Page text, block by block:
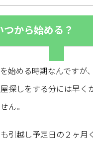
から始める？
始める時期なんですが
探しをする分には早く
ん。
引越し予定日の２ヶ月